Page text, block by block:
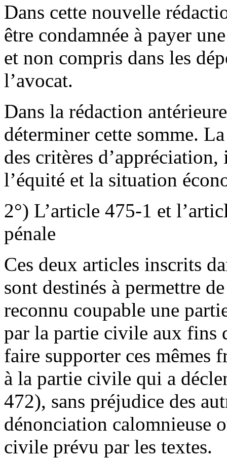
Dans cette nouvelle
être condamnée à payer
et non compris dans les
l’avocat.
Dans la rédaction
déterminer cette somme.
des critères
l’équité et la situation
2°) L’article 475-1 et
pénale
Ces deux articles inscrits
sont destinés à permettre
reconnu coupable une
par la partie civile aux fins
faire supporter ces mêmes
à la partie civile qui a
472), sans préjudice des
dénonciation calomnieuse
civile prévu par les textes.